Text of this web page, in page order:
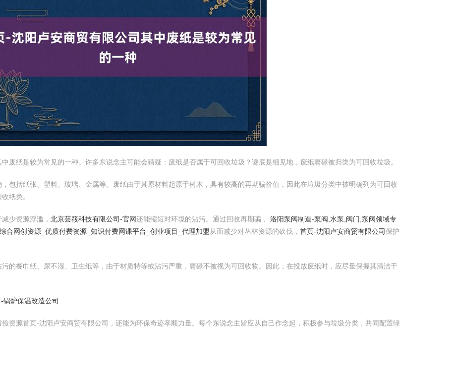
废纸是较为常见的一种。许多东说念主可能会猜疑：废纸是否属于可回收垃圾？谜底是细见地，废纸庸碌被归类为可回收垃圾。
包括纸张、塑料、玻璃、金属等。废纸由于其原材料起原于树木，具有较高的再期骗价值，因此在垃圾分类中被明确列为可回收
纸类。
少资源浮滥， 北京芸筱科技有限公司-官网还能缩短对环境的沾污。通过回收再期骗， 洛阳泵阀制造-泵阀,水泵,阀门,泵阀领域专
合网创资源_优质付费资源_知识付费网课平台_创业项目_代理加盟从而减少对丛林资源的砍伐， 首页-沈阳卢安商贸有限公司保护
的餐巾纸、尿不湿、卫生纸等，由于材质特等或沾污严重，庸碌不被视为可回收物。因此，在投放废纸时，应尽量保握其清洁干
炉保温改造公司
资源首页-沈阳卢安商贸有限公司，还能为环保奇迹孝顺力量。每个东说念主皆应从自己作念起，积极参与垃圾分类，共同配置绿